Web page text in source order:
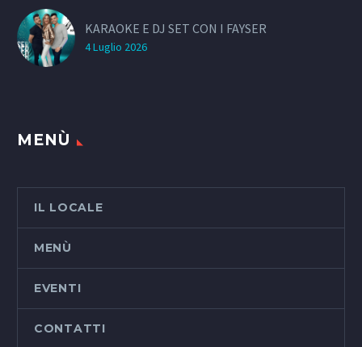
KARAOKE E DJ SET CON I FAYSER
4 Luglio 2026
MENÙ
IL LOCALE
MENÙ
EVENTI
CONTATTI